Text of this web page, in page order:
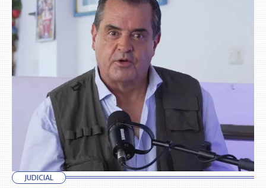
JUDICIAL